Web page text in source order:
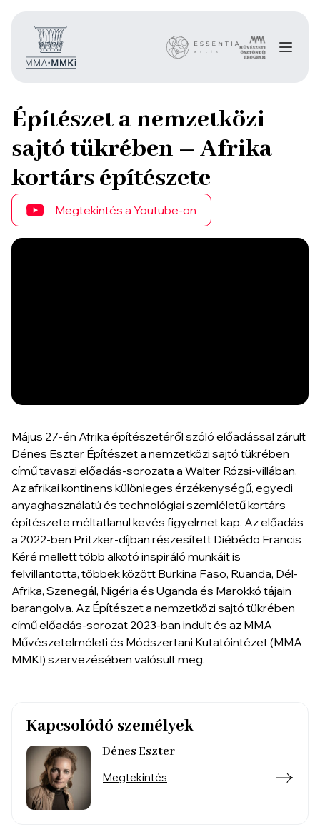
Építészet a nemzetközi
sajtó tükrében – Afrika
kortárs építészete
Megtekintés a Youtube-on
Május 27-én Afrika építészetéről szóló előadással zárult
Dénes Eszter Építészet a nemzetközi sajtó tükrében
című tavaszi előadás-sorozata a Walter Rózsi-villában.
Az afrikai kontinens különleges érzékenységű, egyedi
anyaghasználatú és technológiai szemléletű kortárs
építészete méltatlanul kevés figyelmet kap. Az előadás
a 2022-ben Pritzker-díjban részesített Diébédo Francis
Kéré mellett több alkotó inspiráló munkáit is
felvillantotta, többek között Burkina Faso, Ruanda, Dél-
Afrika, Szenegál, Nigéria és Uganda és Marokkó tájain
barangolva. Az Építészet a nemzetközi sajtó tükrében
című előadás-sorozat 2023-ban indult és az MMA
Művészetelméleti és Módszertani Kutatóintézet (MMA
MMKI) szervezésében valósult meg.
Kapcsolódó személyek
Dénes Eszter
Megtekintés